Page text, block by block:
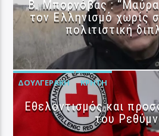
B. Μπορνόβας : “Μαύρα
τον Ελληνισμό χωρίς
πολιτιστική
ΔΟΥΛΓΕΡΆΚΗ ΚΡΉΤΗ
Εθελοντισμός και
του